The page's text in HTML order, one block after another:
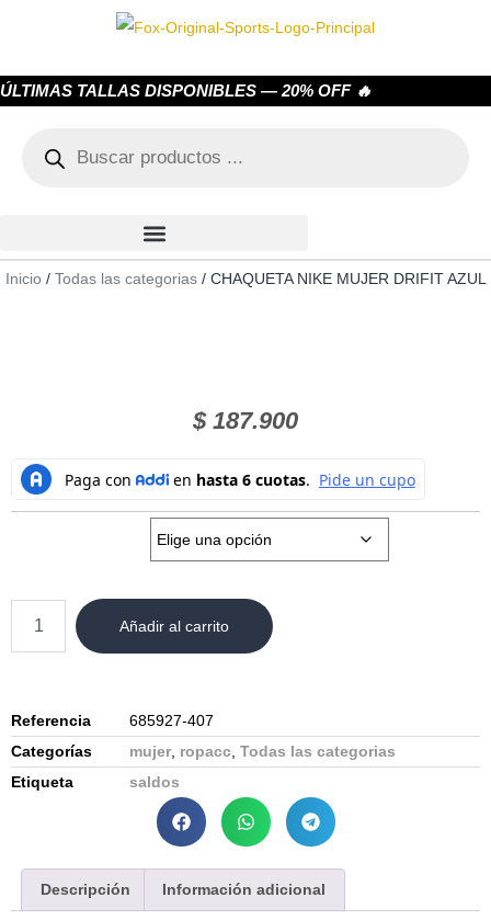
ÚLTIMAS TALLAS DISPONIBLES — 20% OFF 🔥
Inicio/ Todas las categorias/ CHAQUETA NIKE MUJER DRIFIT AZUL
$187.900
Añadir al carrito
Referencia
685927-407
Categorías
mujer, ropacc, Todas las categorias
Etiqueta
saldos
Descripción Información adicional